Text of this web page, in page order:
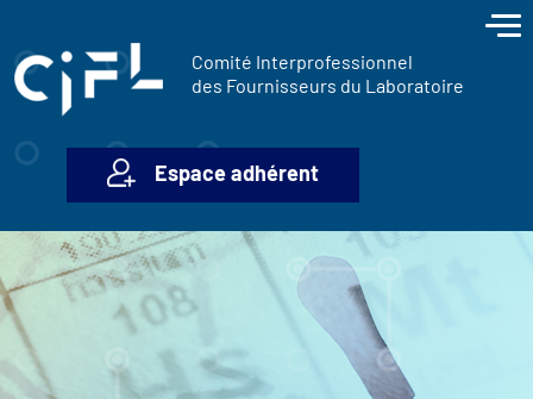
Comité Interprofessionnel
des Fournisseurs du Laboratoire
Espace adhérent